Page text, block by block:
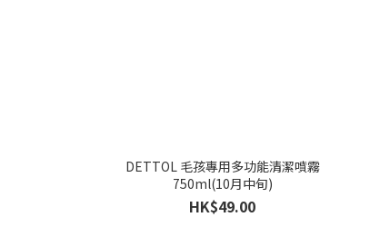
DETTOL 毛孩專用多功能清潔噴霧
750ml(10月中旬)
HK$49.00